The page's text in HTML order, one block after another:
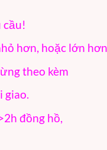
cầu!
hơn, hoặc lớn
theo kèm
giao.
đồng hồ,